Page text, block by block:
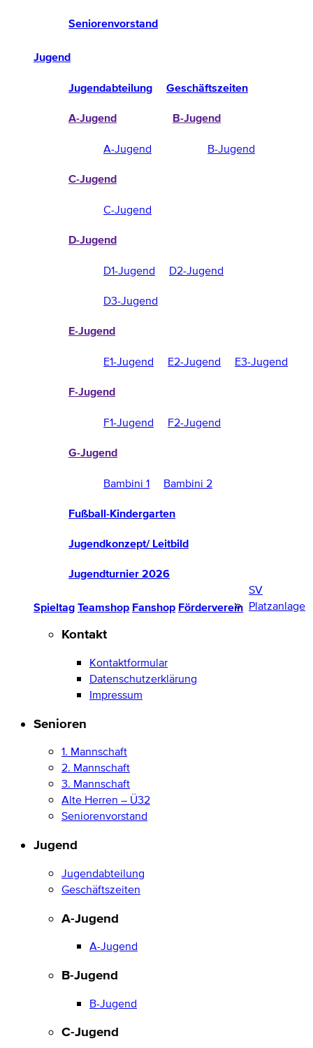
Seniorenvorstand
Jugend
Jugendabteilung Geschäftszeiten
A-Jugend
A-Jugend
B-Jugend
B-Jugend
C-Jugend
C-Jugend
D-Jugend
D1-Jugend
D2-Jugend
D3-Jugend
E-Jugend
E1-Jugend E2-Jugend E3-Jugend
F-Jugend
F1-Jugend F2-Jugend
G-Jugend
Bambini 1 Bambini 2
Fußball-Kindergarten
Jugendkonzept/ Leitbild
Jugendturnier 2026
Spieltag Teamshop Fanshop Förderverein
SV
Platzanlage
Kontakt
Kontaktformular
Datenschutzerklärung
Impressum
Senioren
1. Mannschaft
2. Mannschaft
3. Mannschaft
Alte Herren – Ü32
Seniorenvorstand
Jugend
Jugendabteilung
Geschäftszeiten
A-Jugend
A-Jugend
B-Jugend
B-Jugend
C-Jugend